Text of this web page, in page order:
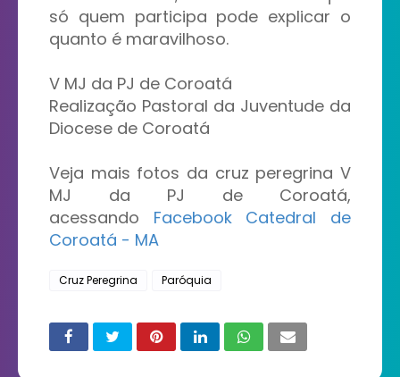
só quem participa pode explicar o
quanto é maravilhoso.
V MJ da PJ de Coroatá
Realização Pastoral da Juventude da
Diocese de Coroatá
Veja mais fotos da cruz peregrina V
MJ da PJ de Coroatá,
acessando Facebook Catedral de
Coroatá - MA
Cruz Peregrina Paróquia